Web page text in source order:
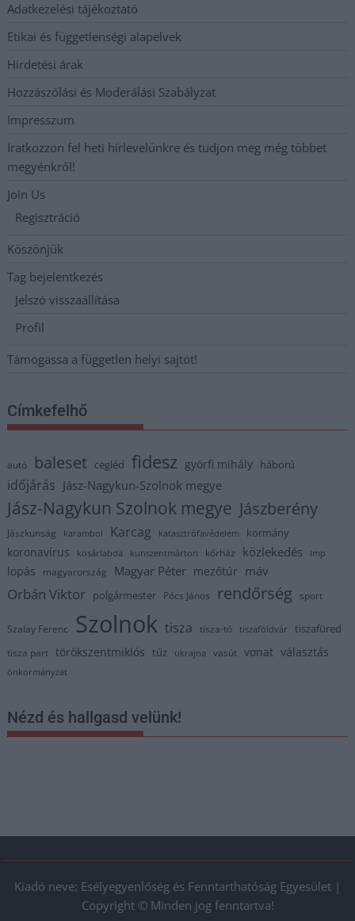
Adatkezelési tájékoztató
Etikai és függetlenségi alapelvek
Hirdetési árak
Hozzászólási és Moderálási Szabályzat
Impresszum
Iratkozzon fel heti hírlevelünkre és tudjon meg még többet
megyénkről!
Join Us
Regisztráció
Köszönjük
Tag bejelentkezés
Jelszó visszaállítása
Profil
Támogassa a független helyi sajtót!
Címkefelhő
autó baleset cegléd fidesz györfi mihály háború
időjárás Jász-Nagykun-Szolnok megye
Jász-Nagykun Szolnok megye Jászberény
Jászkunság karambol Karcag katasztrófavédelem kormány
koronavírus kosárlabda kunszentmárton kórház közlekedés lmp
lopás magyarország Magyar Péter mezőtúr máv
Orbán Viktor polgármester Pócs János rendőrség sport
Szalay Ferenc Szolnok tisza tisza-tó tiszaföldvár tiszafüred
tisza part törökszentmiklós tűz ukrajna vasút vonat választás
önkormányzat
Nézd és hallgasd velünk!
Kiadó neve: Esélyegyenlőség és Fenntarthatóság Egyesület |
Copyright © Minden jog fenntartva!